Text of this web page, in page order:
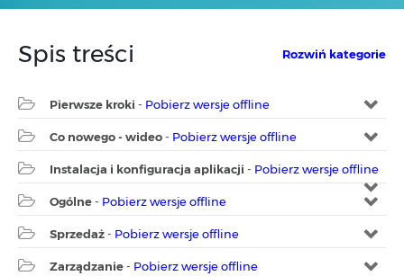
Spis treści Rozwiń kategorie
Pierwsze kroki - Pobierz wersje offline
Co nowego - wideo- Pobierz wersje offline
Instalacja i konfiguracja aplikacji - Pobierz wersje offline
Ogólne- Pobierz wersje offline
Sprzedaż- Pobierz wersje offline
Zarządzanie- Pobierz wersje offline